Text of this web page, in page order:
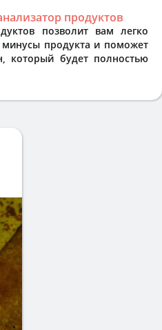
продуктов
позволит вам легко
продукта и поможет
который будет полностью